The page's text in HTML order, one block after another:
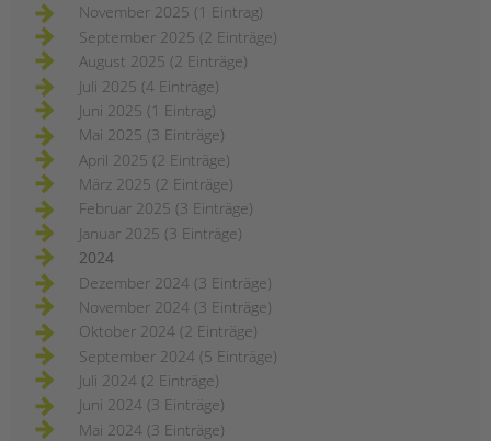
November 2025 (1 Eintrag)
September 2025 (2 Einträge)
August 2025 (2 Einträge)
Juli 2025 (4 Einträge)
Juni 2025 (1 Eintrag)
Mai 2025 (3 Einträge)
April 2025 (2 Einträge)
März 2025 (2 Einträge)
Februar 2025 (3 Einträge)
Januar 2025 (3 Einträge)
2024
Dezember 2024 (3 Einträge)
November 2024 (3 Einträge)
Oktober 2024 (2 Einträge)
September 2024 (5 Einträge)
Juli 2024 (2 Einträge)
Juni 2024 (3 Einträge)
Mai 2024 (3 Einträge)